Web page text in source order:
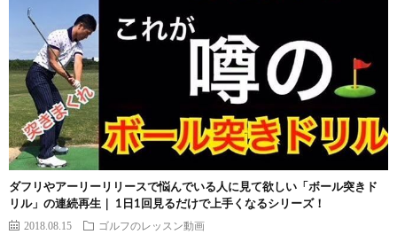
ダフリやアーリーリリースで悩んでいる人に見て欲しい「ボール突きド
リル」の連続再生｜ 1日1回見るだけで上手くなるシリーズ！
2018.08.15 ゴルフのレッスン動画